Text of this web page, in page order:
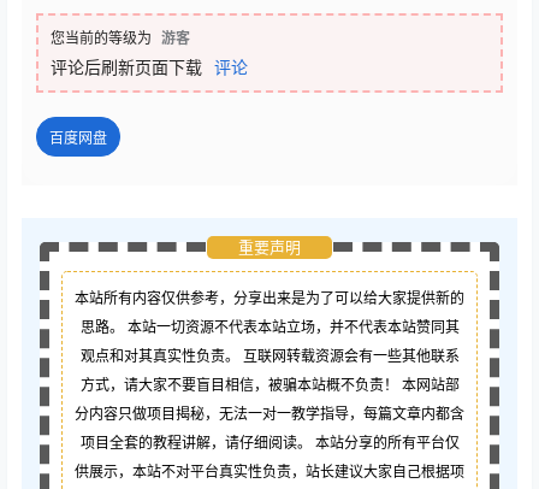
您当前的等级为 游客
评论后刷新页面下载 评论
百度网盘
重要声明
本站所有内容仅供参考，分享出来是为了可以给大家提供新的
思路。 本站一切资源不代表本站立场，并不代表本站赞同其
观点和对其真实性负责。 互联网转载资源会有一些其他联系
方式，请大家不要盲目相信，被骗本站概不负责！ 本网站部
分内容只做项目揭秘，无法一对一教学指导，每篇文章内都含
项目全套的教程讲解，请仔细阅读。 本站分享的所有平台仅
供展示，本站不对平台真实性负责，站长建议大家自己根据项